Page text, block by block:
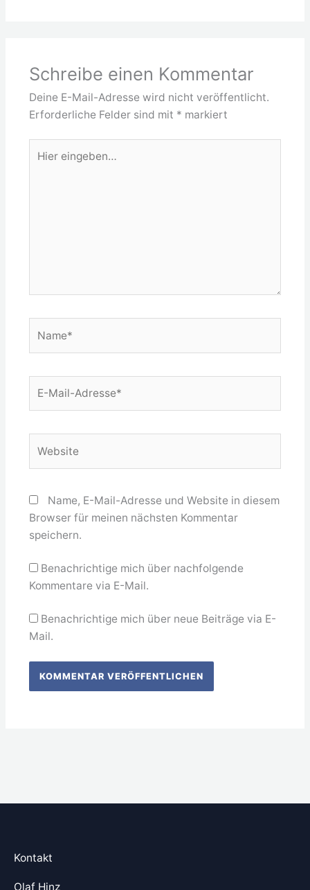
Schreibe einen Kommentar
Deine E-Mail-Adresse wird nicht veröffentlicht.
Erforderliche Felder sind mit * markiert
eingeben…
Mail-
Name, E-Mail-Adresse und Website in diesem
Browser für meinen nächsten Kommentar
speichern.
Benachrichtige mich über nachfolgende
Kommentare via E-Mail.
Benachrichtige mich über neue Beiträge via E-
Mail.
Kontakt
Olaf Hinz